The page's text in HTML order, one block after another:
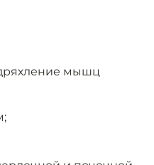
мышц